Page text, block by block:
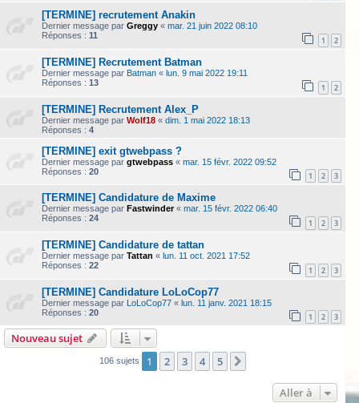
[TERMINE] recrutement Anakin
Dernier message par Greggy « mar. 21 juin 2022 08:10
Réponses : 11 1 2
[TERMINE] Recrutement Batman
Dernier message par Batman « lun. 9 mai 2022 19:11
Réponses : 13 1 2
[TERMINE] Recrutement Alex_P
Dernier message par Wolf18 « dim. 1 mai 2022 18:13
Réponses : 4
[TERMINE] exit gtwebpass ?
Dernier message par gtwebpass « mar. 15 févr. 2022 09:52
Réponses : 20 1 2 3
[TERMINE] Candidature de Maxime
Dernier message par Fastwinder« mar. 15 févr. 2022 06:40
Réponses : 24 1 2 3
[TERMINE] Candidature de tattan
Dernier message par Tattan « lun. 11 oct. 2021 17:52
Réponses : 22 1 2 3
[TERMINE] Candidature LoLoCop77
Dernier message par LoLoCop77 « lun. 11 janv. 2021 18:15
Réponses : 20 1 2 3
Nouveau sujet
106 sujets 1 2 3 4 5
Aller à